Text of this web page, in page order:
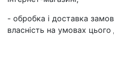
- обробка і доставка
власність на умовах